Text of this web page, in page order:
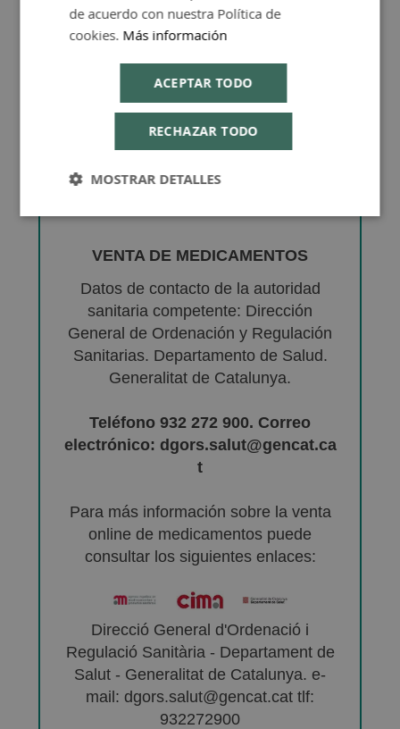
VENTA DE MEDICAMENTOS
Datos de contacto de la autoridad
sanitaria competente: Dirección
General de Ordenación y Regulación
Sanitarias. Departamento de Salud.
Generalitat de Catalunya.
Teléfono 932 272 900. Correo
electrónico: dgors.salut@gencat.ca
t
Para más información sobre la venta
online de medicamentos puede
consultar los siguientes enlaces:
Direcció General d'Ordenació i
Regulació Sanitària - Departament de
Salut - Generalitat de Catalunya. e-
mail: dgors.salut@gencat.cat tlf:
932272900
de acuerdo con nuestra Política de
cookies. Más información
ACEPTAR TODO
RECHAZAR TODO
MOSTRAR DETALLES